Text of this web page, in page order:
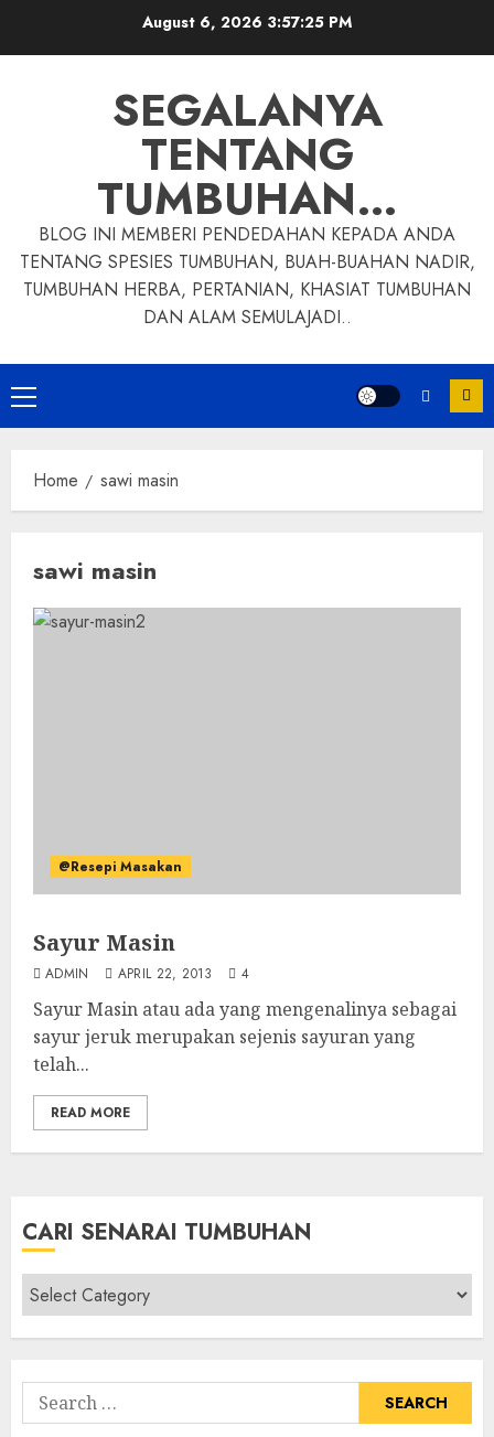
August 6, 2026 3:57:26 PM
SEGALANYA
TENTANG
TUMBUHAN…
BLOG INI MEMBERI PENDEDAHAN KEPADA ANDA
TENTANG SPESIES TUMBUHAN, BUAH-BUAHAN NADIR,
TUMBUHAN HERBA, PERTANIAN, KHASIAT TUMBUHAN
DAN ALAM SEMULAJADI..
Primary
Menu
Home sawi masin
sawi masin
@Resepi Masakan
Sayur Masin
ADMIN APRIL 22, 2013 4
Sayur Masin atau ada yang mengenalinya sebagai
sayur jeruk merupakan sejenis sayuran yang
telah...
READ MORE
CARI SENARAI TUMBUHAN
Cari
Senarai
Tumbuhan
Search
for: